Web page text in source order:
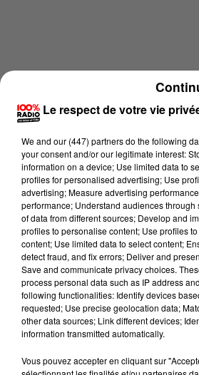
Lecture (1 min 16 sec)
100%
Le respect de votre vie
We and our (447) partnersdo the following
your consent and/or our legitimate interest:
information on a device; Use limited data to
profiles for personalised advertising; Use
advertising; Measure advertising
performance; Understand audiences through
of data from different sources; Develop and
profiles to personalise content; Use profiles
content; Use limited data to select content;
detect fraud, and fix errors; Deliver and
Save and communicate privacy choices.
process personal data such as IP address
following functionalities: Identify devices
requested; Use precise geolocation data;
other data sources; Link different devices;
information transmitted automatically.
Vous pouvez accepter en cliquant sur